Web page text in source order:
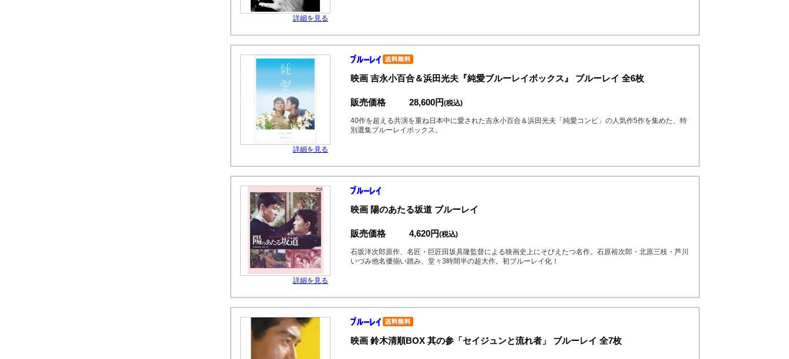
詳細を見る
詳細を見る
映画 吉永小百合＆浜田光夫『純愛ブルーレイボックス』 ブルーレイ 全6枚
販売価格 28,600円(税込)
40作を超える共演を重ね日本中に愛された吉永小百合＆浜田光夫「純愛コンビ」の人気作5作を集めた、特
別選集ブルーレイボックス。
詳細を見る
映画 陽のあたる坂道 ブルーレイ
販売価格 4,620円(税込)
石坂洋次郎原作、名匠・巨匠田坂具隆監督による映画史上にそびえたつ名作。石原裕次郎・北原三枝・芦川
いづみ他名優揃い踏み、堂々3時間半の超大作。初ブルーレイ化！
映画 鈴木清順BOX 其の参「セイジュンと流れ者」 ブルーレイ 全7枚